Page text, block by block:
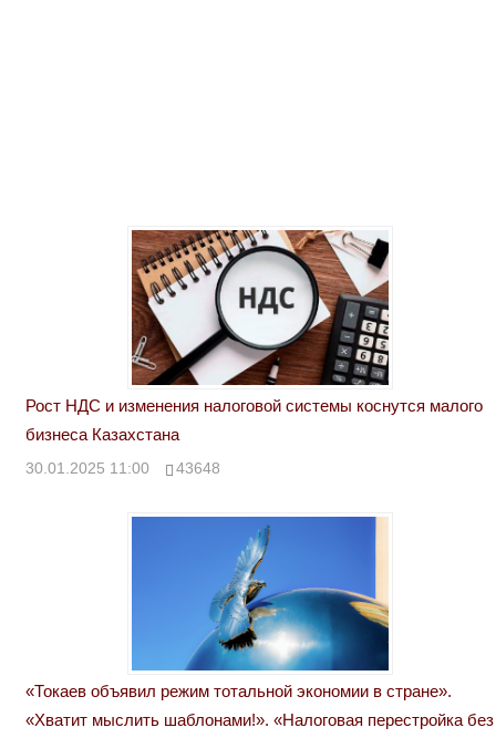
Рост НДС и изменения налоговой системы коснутся малого
бизнеса Казахстана
30.01.2025 11:00 43648
«Токаев объявил режим тотальной экономии в стране».
«Хватит мыслить шаблонами!». «Налоговая перестройка без